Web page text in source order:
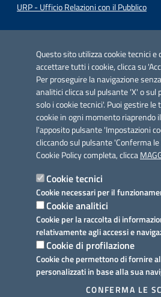
Questo sito utilizza cookie tecnici e
accettare tutti i cookie, clicca su
Per proseguire la navigazione
analitici clicca sul pulsante 'X' o sul
solo i cookie tecnici'. Puoi gestire le
cookie in ogni momento riaprendo
l'apposito pulsante 'Impostazioni
cliccando sul pulsante 'Conferma
Cookie Policy completa, clicca
Cookie tecnici
Cookie necessari per il
Cookie analitici
Cookie per la raccolta di
relativamente agli accessi e
Cookie di profilazione
Cookie che permettono di fornire
personalizzati in base alla sua
CONFERMA LE
URP - Ufficio Relazioni con il Pubblico
Azione 2.3.
Link utili
Informativa privacy
Dichiarazione di accessibilità
Note legali
Domande frequenti
Richiesta assistenza
Prenotazione appuntamento